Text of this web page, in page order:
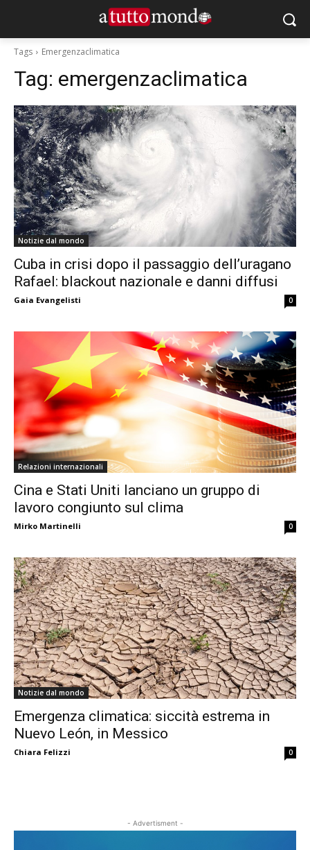
Tags Emergenzaclimatica
Tag: emergenzaclimatica
Notizie dal mondo
Cuba in crisi dopo il passaggio dell’uragano
Rafael: blackout nazionale e danni diffusi
Gaia Evangelisti 0
Relazioni internazionali
Cina e Stati Uniti lanciano un gruppo di
lavoro congiunto sul clima
Mirko Martinelli 0
Notizie dal mondo
Emergenza climatica: siccità estrema in
Nuevo León, in Messico
Chiara Felizzi 0
- Advertisment -